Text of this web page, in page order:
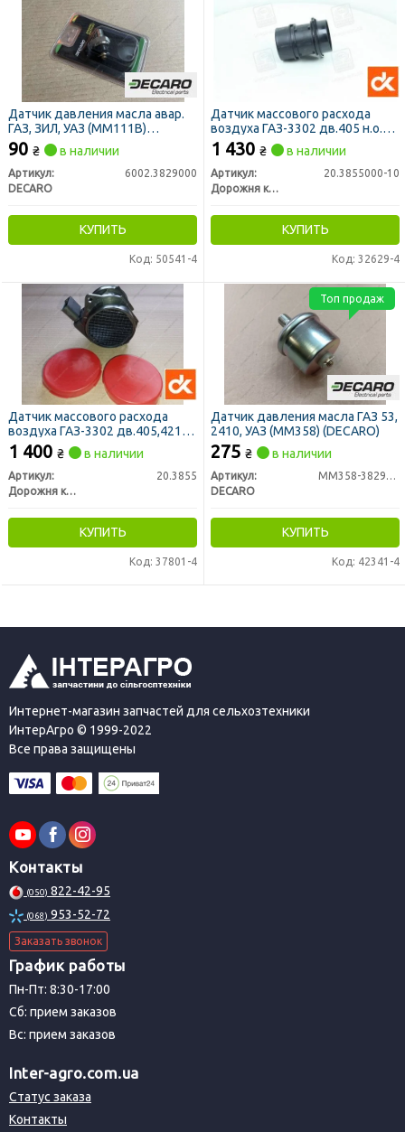
Датчик давления масла авар.
ГАЗ, ЗИЛ, УАЗ (ММ111В)
(DECARO)
90 ₴ в наличии
Артикул:
6002.3829000
DECARO
КУПИТЬ
Код: 50541-4
Датчик массового расхода
воздуха ГАЗ-3302 дв.405 н.о.
Евро-2 <ДК>
1 430 ₴ в наличии
Артикул:
20.3855000-10
Дорожня карта
КУПИТЬ
Код: 32629-4
Датчик массового расхода
воздуха ГАЗ-3302 дв.405,4216
<ДК>
1 400 ₴ в наличии
Артикул:
20.3855
Дорожня карта
КУПИТЬ
Код: 37801-4
Датчик давления масла ГАЗ 53,
2410, УАЗ (ММ358) (DECARO)
275 ₴ в наличии
Артикул:
ММ358-3829010
DECARO
КУПИТЬ
Код: 42341-4
Топ продаж
Интернет-магазин запчастей для сельхозтехники
ИнтерАгро © 1999-2022
Все права защищены
Контакты
(050) 822-42-95
(068) 953-52-72
Заказать звонок
График работы
Пн-Пт: 8:30-17:00
Сб: прием заказов
Вс: прием заказов
Inter-agro.com.ua
Статус заказа
Контакты